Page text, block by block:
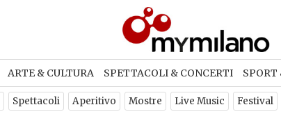
ARTE & CULTURA SPETTACOLI & CONCERTI SPORT
Spettacoli Aperitivo Mostre Live Music Festival